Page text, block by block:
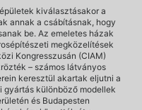
kiválasztásakor a
annak a csábításnak, hogy
be. Az emeletes házak
megközelítések
Kongresszusán (CIAM)
– számos látványos
keresztül akartak eljutni a
gyártás különböző modellek
és Budapesten